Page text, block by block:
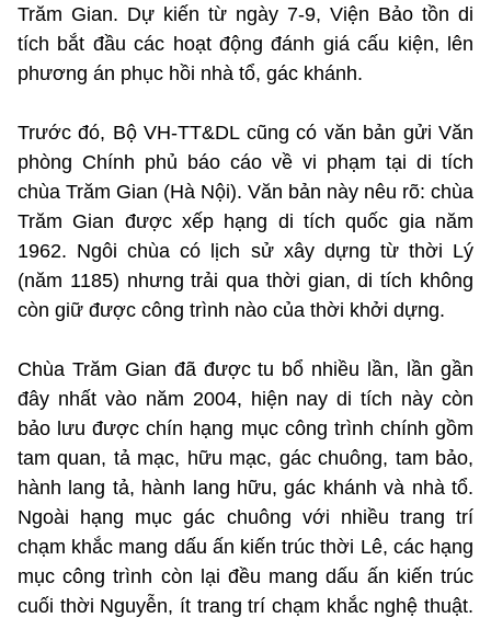
Trăm Gian. Dự kiến từ ngày 7-9, Viện Bảo tồn di
tích bắt đầu các hoạt động đánh giá cấu kiện, lên
phương án phục hồi nhà tổ, gác khánh.
Trước đó, Bộ VH-TT&DL cũng có văn bản gửi Văn
phòng Chính phủ báo cáo về vi phạm tại di tích
chùa Trăm Gian (Hà Nội). Văn bản này nêu rõ: chùa
Trăm Gian được xếp hạng di tích quốc gia năm
1962. Ngôi chùa có lịch sử xây dựng từ thời Lý
(năm 1185) nhưng trải qua thời gian, di tích không
còn giữ được công trình nào của thời khởi dựng.
Chùa Trăm Gian đã được tu bổ nhiều lần, lần gần
đây nhất vào năm 2004, hiện nay di tích này còn
bảo lưu được chín hạng mục công trình chính gồm
tam quan, tả mạc, hữu mạc, gác chuông, tam bảo,
hành lang tả, hành lang hữu, gác khánh và nhà tổ.
Ngoài hạng mục gác chuông với nhiều trang trí
chạm khắc mang dấu ấn kiến trúc thời Lê, các hạng
mục công trình còn lại đều mang dấu ấn kiến trúc
cuối thời Nguyễn, ít trang trí chạm khắc nghệ thuật.